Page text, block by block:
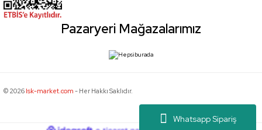
Whatsapp Sipariş
Pazaryeri Mağazalarımız
© 2026 Isk-market.com - Her Hakkı Saklıdır.